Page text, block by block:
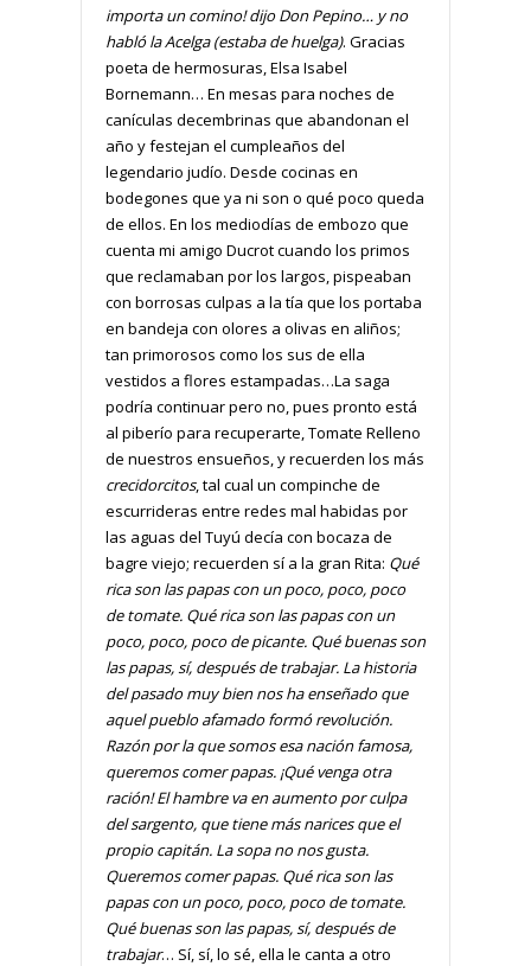
importa un comino! dijo Don Pepino… y no
habló la Acelga (estaba de huelga). Gracias
poeta de hermosuras, Elsa Isabel
Bornemann… En mesas para noches de
canículas decembrinas que abandonan el
año y festejan el cumpleaños del
legendario judío. Desde cocinas en
bodegones que ya ni son o qué poco queda
de ellos. En los mediodías de embozo que
cuenta mi amigo Ducrot cuando los primos
que reclamaban por los largos, pispeaban
con borrosas culpas a la tía que los portaba
en bandeja con olores a olivas en aliños;
tan primorosos como los sus de ella
vestidos a flores estampadas…La saga
podría continuar pero no, pues pronto está
al piberío para recuperarte, Tomate Relleno
de nuestros ensueños, y recuerden los más
crecidorcitos, tal cual un compinche de
escurrideras entre redes mal habidas por
las aguas del Tuyú decía con bocaza de
bagre viejo; recuerden sí a la gran Rita: Qué
rica son las papas con un poco, poco, poco
de tomate. Qué rica son las papas con un
poco, poco, poco de picante. Qué buenas son
las papas, sí, después de trabajar. La historia
del pasado muy bien nos ha enseñado que
aquel pueblo afamado formó revolución.
Razón por la que somos esa nación famosa,
queremos comer papas. ¡Qué venga otra
ración! El hambre va en aumento por culpa
del sargento, que tiene más narices que el
propio capitán. La sopa no nos gusta.
Queremos comer papas. Qué rica son las
papas con un poco, poco, poco de tomate.
Qué buenas son las papas, sí, después de
trabajar… Sí, sí, lo sé, ella le canta a otro